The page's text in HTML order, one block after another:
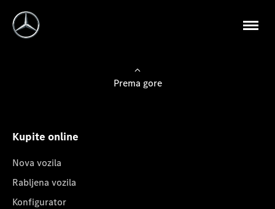
Prema gore
Kupite online
Nova vozila
Rabljena vozila
Konfigurator